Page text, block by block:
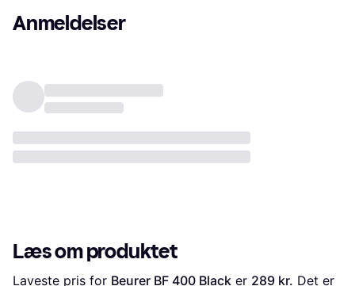
Anmeldelser
Læs om produktet
Laveste pris for Beurer BF 400 Black er 289 kr. Det er